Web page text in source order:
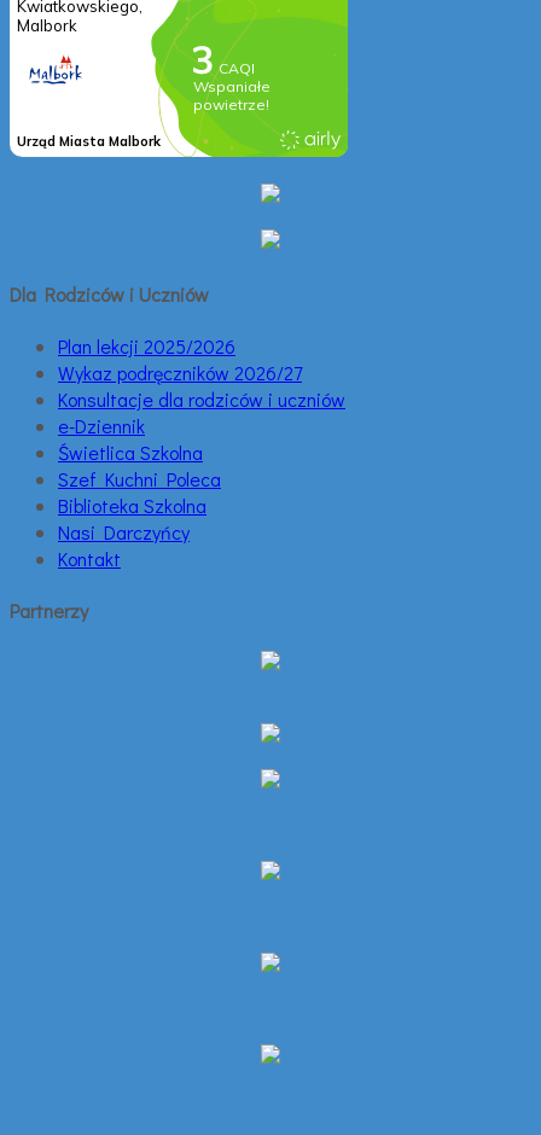
Dla Rodziców i Uczniów
Plan lekcji 2025/2026
Wykaz podręczników 2026/27
Konsultacje dla rodziców i uczniów
e-Dziennik
Świetlica Szkolna
Szef Kuchni Poleca
Biblioteka Szkolna
Nasi Darczyńcy
Kontakt
Partnerzy